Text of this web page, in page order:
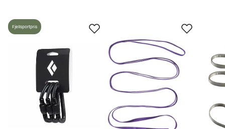
Fjellsportpris